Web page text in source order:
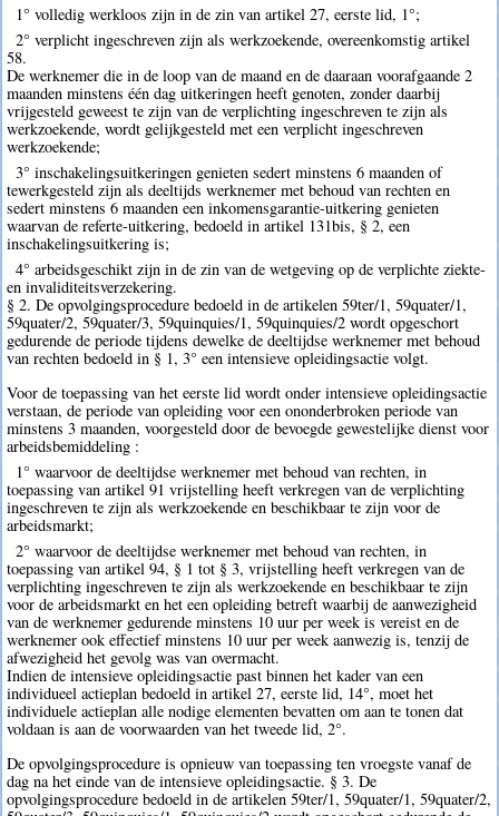
1° volledig werkloos zijn in de zin van artikel 27, eerste lid, 1°;
2° verplicht ingeschreven zijn als werkzoekende, overeenkomstig artikel
58.
De werknemer die in de loop van de maand en de daaraan voorafgaande 2
maanden minstens één dag uitkeringen heeft genoten, zonder daarbij
vrijgesteld geweest te zijn van de verplichting ingeschreven te zijn als
werkzoekende, wordt gelijkgesteld met een verplicht ingeschreven
werkzoekende;
3° inschakelingsuitkeringen genieten sedert minstens 6 maanden of
tewerkgesteld zijn als deeltijds werknemer met behoud van rechten en
sedert minstens 6 maanden een inkomensgarantie-uitkering genieten
waarvan de referte-uitkering, bedoeld in artikel 131bis, § 2, een
inschakelingsuitkering is;
4° arbeidsgeschikt zijn in de zin van de wetgeving op de verplichte ziekte-
en invaliditeitsverzekering.
§ 2. De opvolgingsprocedure bedoeld in de artikelen 59ter/1, 59quater/1,
59quater/2, 59quater/3, 59quinquies/1, 59quinquies/2 wordt opgeschort
gedurende de periode tijdens dewelke de deeltijdse werknemer met behoud
van rechten bedoeld in § 1, 3° een intensieve opleidingsactie volgt.
Voor de toepassing van het eerste lid wordt onder intensieve opleidingsactie
verstaan, de periode van opleiding voor een ononderbroken periode van
minstens 3 maanden, voorgesteld door de bevoegde gewestelijke dienst voor
arbeidsbemiddeling :
1° waarvoor de deeltijdse werknemer met behoud van rechten, in
toepassing van artikel 91 vrijstelling heeft verkregen van de verplichting
ingeschreven te zijn als werkzoekende en beschikbaar te zijn voor de
arbeidsmarkt;
2° waarvoor de deeltijdse werknemer met behoud van rechten, in
toepassing van artikel 94, § 1 tot § 3, vrijstelling heeft verkregen van de
verplichting ingeschreven te zijn als werkzoekende en beschikbaar te zijn
voor de arbeidsmarkt en het een opleiding betreft waarbij de aanwezigheid
van de werknemer gedurende minstens 10 uur per week is vereist en de
werknemer ook effectief minstens 10 uur per week aanwezig is, tenzij de
afwezigheid het gevolg was van overmacht.
Indien de intensieve opleidingsactie past binnen het kader van een
individueel actieplan bedoeld in artikel 27, eerste lid, 14°, moet het
individuele actieplan alle nodige elementen bevatten om aan te tonen dat
voldaan is aan de voorwaarden van het tweede lid, 2°.
De opvolgingsprocedure is opnieuw van toepassing ten vroegste vanaf de
dag na het einde van de intensieve opleidingsactie. § 3. De
opvolgingsprocedure bedoeld in de artikelen 59ter/1, 59quater/1, 59quater/2,